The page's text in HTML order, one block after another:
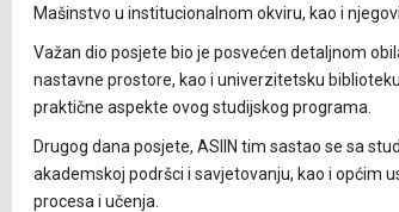
Mašinstvo u institucionalnom okviru, kao i
Važan dio posjete bio je posvećen detaljnom
nastavne prostore, kao i univerzitetsku
praktične aspekte ovog studijskog programa.
Drugog dana posjete, ASIIN tim sastao se sa
akademskoj podršci i savjetovanju, kao i općim
procesa i učenja.